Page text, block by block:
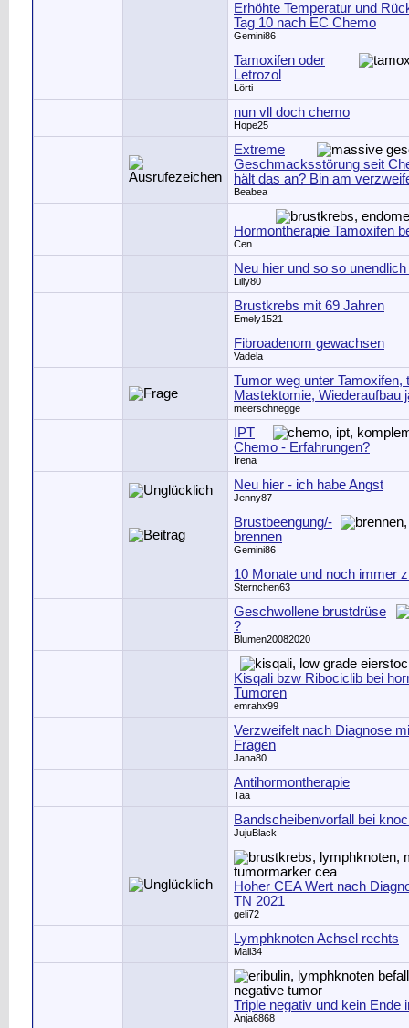
Erhöhte Temperatur und
Tag 10 nach EC Chemo
Gemini86
Tamoxifen oder
Letrozol
Lörti
nun vll doch chemo
Hope25
Extreme
Geschmacksstörung seit
hält das an? Bin am
Beabea
Hormontherapie Tamoxifen
Cen
Neu hier und so so
Lilly80
Brustkrebs mit 69 Jahren
Emely1521
Fibroadenom gewachsen
Vadela
Tumor weg unter Tamoxifen,
Mastektomie, Wiederaufbau
meerschnegge
IPT
Chemo - Erfahrungen?
Irena
Neu hier - ich habe Angst
Jenny87
Brustbeengung/-
brennen
Gemini86
10 Monate und noch immer
Sternchen63
Geschwollene brustdrüse
?
Blumen20082020
Kisqali bzw Ribociclib bei
Tumoren
emrahx99
Verzweifelt nach Diagnose
Fragen
Jana80
Antihormontherapie
Taa
Bandscheibenvorfall bei
JujuBlack
Hoher CEA Wert nach
TN 2021
geli72
Lymphknoten Achsel rechts
Mali34
Triple negativ und kein Ende
Anja6868